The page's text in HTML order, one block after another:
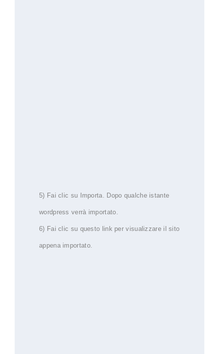
5) Fai clic su Importa. Dopo qualche istante
wordpress verrà importato.
6) Fai clic su questo link per visualizzare il sito
appena importato.